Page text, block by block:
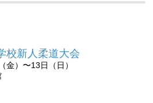
校新人柔道大会
金）〜13日（日）